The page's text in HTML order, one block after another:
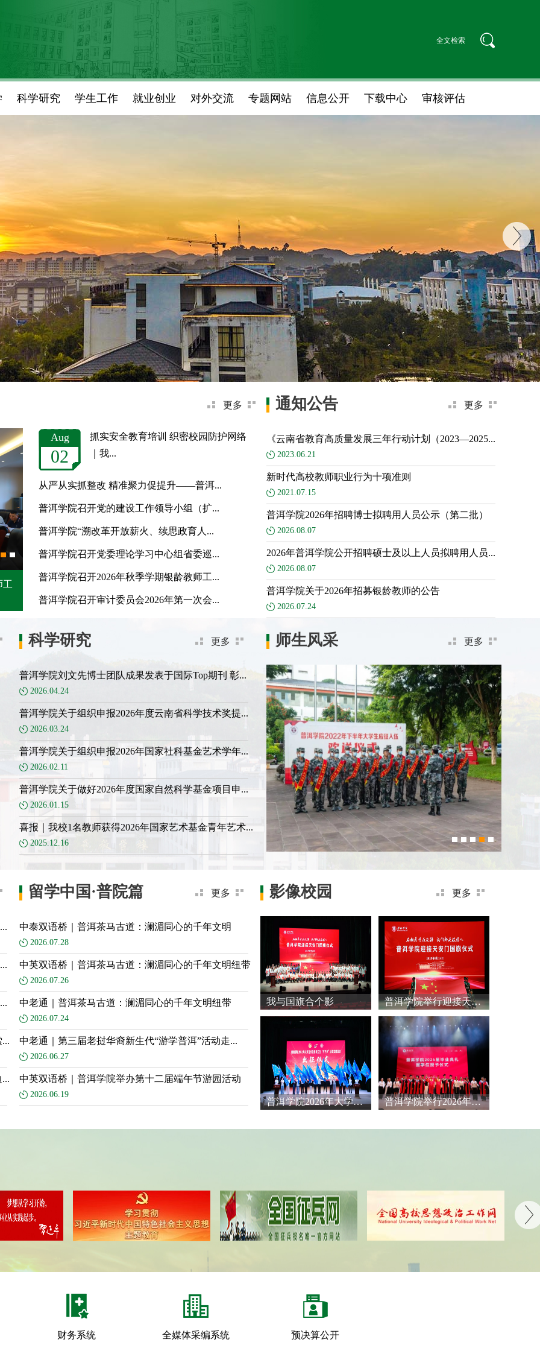
科学研究 学生工作 就业创业 对外交流 专题网站 信息公开 下载中心 审核评估
更多
工
Aug
02
抓实安全教育培训 织密校园防护网络
｜我...
从严从实抓整改 精准聚力促提升——普洱...
普洱学院召开党的建设工作领导小组（扩...
普洱学院“溯改革开放薪火、续思政育人...
普洱学院召开党委理论学习中心组省委巡...
普洱学院召开2026年秋季学期银龄教师工...
普洱学院召开审计委员会2026年第一次会...
更多
通知公告
《云南省教育高质量发展三年行动计划（2023—2025...
2023.06.21
新时代高校教师职业行为十项准则
2021.07.15
普洱学院2026年招聘博士拟聘用人员公示（第二批）
2026.08.07
2026年普洱学院公开招聘硕士及以上人员拟聘用人员...
2026.08.07
普洱学院关于2026年招募银龄教师的公告
2026.07.24
更多
科学研究
普洱学院刘文先博士团队成果发表于国际Top期刊 彰...
2026.04.24
普洱学院关于组织申报2026年度云南省科学技术奖提...
2026.03.24
普洱学院关于组织申报2026年国家社科基金艺术学年...
2026.02.11
普洱学院关于做好2026年度国家自然科学基金项目申...
2026.01.15
喜报｜我校1名教师获得2026年国家艺术基金青年艺术...
2025.12.16
更多
师生风采
更多
留学中国·普院篇
中泰双语桥｜普洱茶马古道：澜湄同心的千年文明
2026.07.28
中英双语桥｜普洱茶马古道：澜湄同心的千年文明纽带
2026.07.26
中老通｜普洱茶马古道：澜湄同心的千年文明纽带
2026.07.24
中老通｜第三届老挝华裔新生代“游学普洱”活动走...
2026.06.27
中英双语桥｜普洱学院举办第十二届端午节游园活动
2026.06.19
更多
影像校园
我与国旗合个影
普洱学院举行迎接天安
门国旗仪式
普洱学院2026年大学生
普洱学院举行2026年毕
财务系统 全媒体采编系统 预决算公开